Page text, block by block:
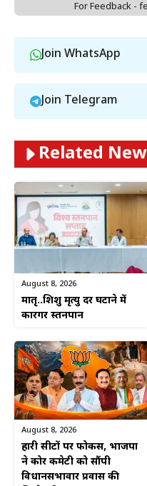
For Feedback -
Join WhatsApp
Join Telegram
Related
August 8, 2026
मातृ..शिशु मृत्यु दर घटाने में
कारगर स्तनपान
August 8, 2026
हारी सीटों पर फोकस, भाजपा
ने कोर कमेटी को सौंपी
विधानसभावार प्रवास की